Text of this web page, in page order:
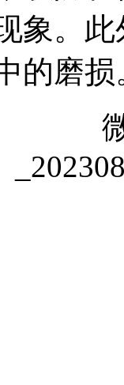
象。
的磨损